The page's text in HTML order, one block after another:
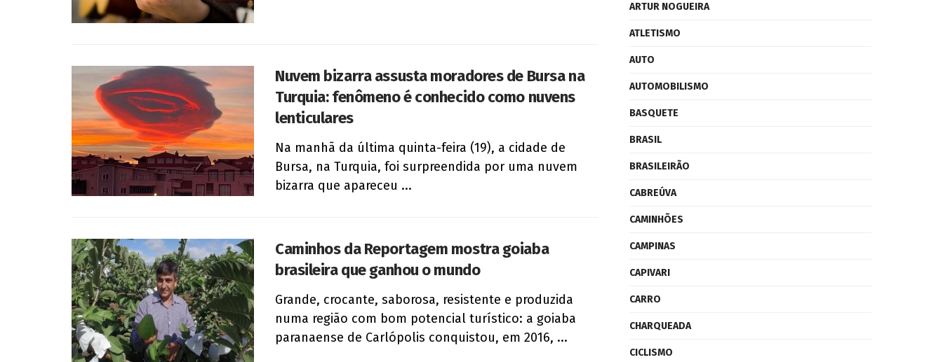
Nuvem bizarra assusta moradores de Bursa na
Turquia: fenômeno é conhecido como nuvens
lenticulares
Na manhã da última quinta-feira (19), a cidade de
Bursa, na Turquia, foi surpreendida por uma nuvem
bizarra que apareceu ...
Caminhos da Reportagem mostra goiaba
brasileira que ganhou o mundo
Grande, crocante, saborosa, resistente e produzida
numa região com bom potencial turístico: a goiaba
paranaense de Carlópolis conquistou, em 2016, ...
ARTUR NOGUEIRA
ATLETISMO
AUTO
AUTOMOBILISMO
BASQUETE
BRASIL
BRASILEIRÃO
CABREÚVA
CAMINHÕES
CAMPINAS
CAPIVARI
CARRO
CHARQUEADA
CICLISMO